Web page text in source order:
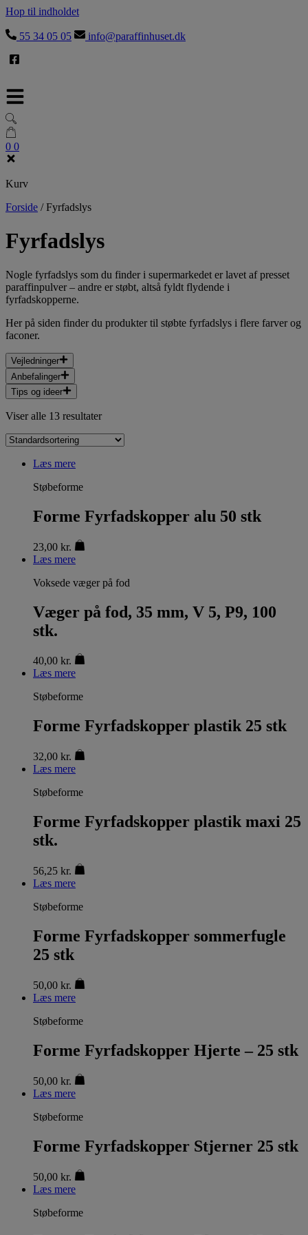
Hop til indholdet
55 34 05 05 info@paraffinhuset.dk
0 0
Kurv
Forside /Fyrfadslys
Fyrfadslys
Nogle fyrfadslys som du finder i supermarkedet er lavet af presset
paraffinpulver – andre er støbt, altså fyldt flydende i
fyrfadskopperne.
Her på siden finder du produkter til støbte fyrfadslys i flere farver og
faconer.
Vejledninger
Anbefalinger
Tips og ideer
Viser alle 13 resultater
Læs mere
Støbeforme
Forme Fyrfadskopper alu 50 stk
23,00 kr.
Læs mere
Voksede væger på fod
Væger på fod, 35 mm, V 5, P9, 100
stk.
40,00 kr.
Læs mere
Støbeforme
Forme Fyrfadskopper plastik 25 stk
32,00 kr.
Læs mere
Støbeforme
Forme Fyrfadskopper plastik maxi 25
stk.
56,25 kr.
Læs mere
Støbeforme
Forme Fyrfadskopper sommerfugle
25 stk
50,00 kr.
Læs mere
Støbeforme
Forme Fyrfadskopper Hjerte – 25 stk
50,00 kr.
Læs mere
Støbeforme
Forme Fyrfadskopper Stjerner 25 stk
50,00 kr.
Læs mere
Støbeforme